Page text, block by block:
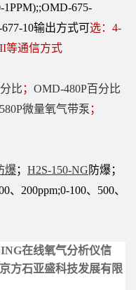
1PPM);;OMD-675-
10输出方式可选：4-
等通信方式
比 ； OMD-480P百分比
微量氧气带泵 ；
爆； H2S-150-NG 防爆；
、200ppm;0-100、500、
在线氧气分析仪信
方石亚盛科技发展有限